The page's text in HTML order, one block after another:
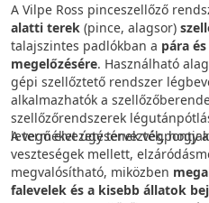
A Vilpe Ross pinceszellőző
alatti terek (pince, alagsor)
talajszintes padlókban a pára
megelőzésére. Használható
gépi szellőztető rendszer
alkalmazhatók a
szellőzőrendszerek
levegő elvezetésének
A terméket úgy tervezték, hogy
veszteségek mellett,
megvalósítható, miközben
falevelek és a kisebb állatok